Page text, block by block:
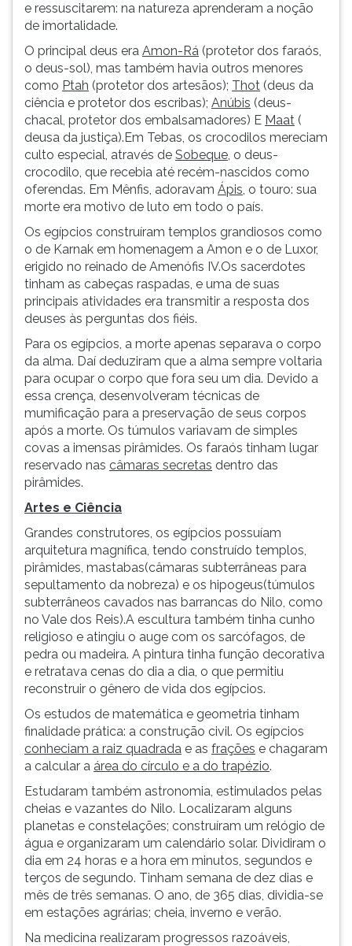
e ressuscitarem: na natureza aprenderam a noção
de imortalidade.
O principal deus era Amon-Rá (protetor dos faraós,
o deus-sol), mas também havia outros menores
como Ptah (protetor dos artesãos); Thot (deus da
ciência e protetor dos escribas); Anúbis (deus-
chacal, protetor dos embalsamadores) E Maat (
deusa da justiça).Em Tebas, os crocodilos mereciam
culto especial, através de Sobeque, o deus-
crocodilo, que recebia até recém-nascidos como
oferendas. Em Mênfis, adoravam Ápis, o touro: sua
morte era motivo de luto em todo o país.
Os egípcios construíram templos grandiosos como
o de Karnak em homenagem a Amon e o de Luxor,
erigido no reinado de Amenófis IV.Os sacerdotes
tinham as cabeças raspadas, e uma de suas
principais atividades era transmitir a resposta dos
deuses às perguntas dos fiéis.
Para os egípcios, a morte apenas separava o corpo
da alma. Daí deduziram que a alma sempre voltaria
para ocupar o corpo que fora seu um dia. Devido a
essa crença, desenvolveram técnicas de
mumificação para a preservação de seus corpos
após a morte. Os túmulos variavam de simples
covas a imensas pirâmides. Os faraós tinham lugar
reservado nas câmaras secretas dentro das
pirâmides.
Artes e Ciência
Grandes construtores, os egípcios possuíam
arquitetura magnífica, tendo construído templos,
pirâmides, mastabas(câmaras subterrâneas para
sepultamento da nobreza) e os hipogeus(túmulos
subterrâneos cavados nas barrancas do Nilo, como
no Vale dos Reis).A escultura também tinha cunho
religioso e atingiu o auge com os sarcófagos, de
pedra ou madeira. A pintura tinha função decorativa
e retratava cenas do dia a dia, o que permitiu
reconstruir o gênero de vida dos egípcios.
Os estudos de matemática e geometria tinham
finalidade prática: a construção civil. Os egípcios
conheciam a raiz quadrada e as frações e chagaram
a calcular a área do círculo e a do trapézio.
Estudaram também astronomia, estimulados pelas
cheias e vazantes do Nilo. Localizaram alguns
planetas e constelações; construíram um relógio de
água e organizaram um calendário solar. Dividiram o
dia em 24 horas e a hora em minutos, segundos e
terços de segundo. Tinham semana de dez dias e
mês de três semanas. O ano, de 365 dias, dividia-se
em estações agrárias; cheia, inverno e verão.
Na medicina realizaram progressos razoáveis,